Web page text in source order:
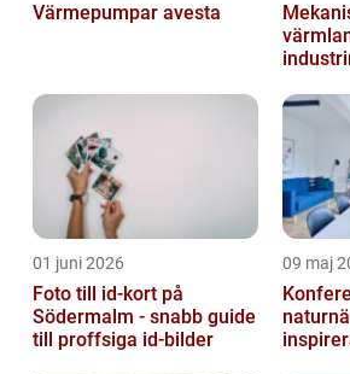
Värmepumpar avesta
värmland så
01 juni 2026
Foto till id-kort på
Södermalm - snabb guide
till proffsiga id-bilder
09 maj